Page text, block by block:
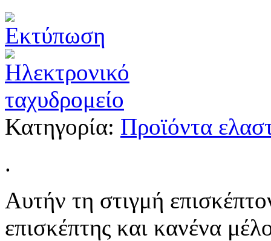
Κατηγορία: Προϊόντα
.
Αυτήν τη στιγμή
επισκέπτης και κανένα